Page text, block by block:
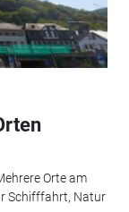
Orte am
Schifffahrt, Natur